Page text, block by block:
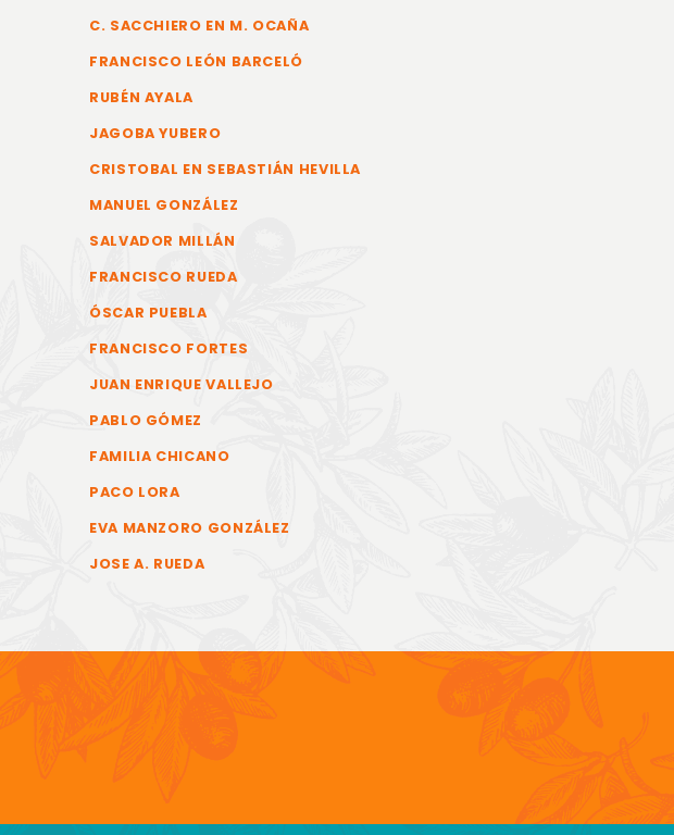
C. SACCHIERO EN M. OCAÑA
FRANCISCO LEÓN BARCELÓ
RUBÉN AYALA
JAGOBA YUBERO
CRISTOBAL EN SEBASTIÁN HEVILLA
MANUEL GONZÁLEZ
SALVADOR MILLÁN
FRANCISCO RUEDA
ÓSCAR PUEBLA
FRANCISCO FORTES
JUAN ENRIQUE VALLEJO
PABLO GÓMEZ
FAMILIA CHICANO
PACO LORA
EVA MANZORO GONZÁLEZ
JOSE A. RUEDA